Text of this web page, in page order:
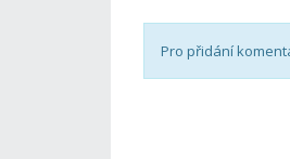
Pro přidání